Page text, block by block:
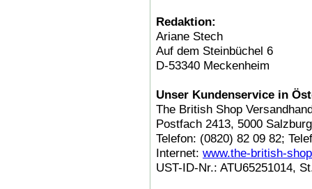
Redaktion:
Ariane Stech
Auf dem Steinbüchel 6
D-53340 Meckenheim
Unser Kundenservice in
The British Shop
Postfach 2413, 5000 Salzburg
Telefon: (0820) 82 09 82;
Internet: www.the-british-
UST-ID-Nr.: ATU65251014,